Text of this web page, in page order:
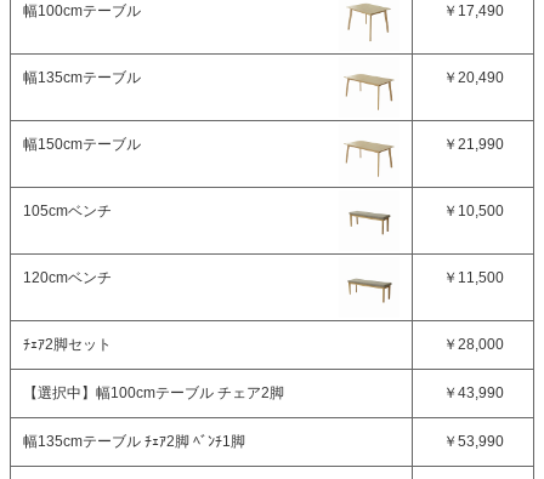
幅100cmテーブル ￥17,490
幅135cmテーブル ￥20,490
幅150cmテーブル ￥21,990
105cmベンチ ￥10,500
120cmベンチ ￥11,500
ﾁｪｱ2脚セット ￥28,000
【選択中】 幅100cmテーブル チェア2脚 ￥43,990
幅135cmテーブル ﾁｪｱ2脚 ﾍﾞﾝﾁ1脚 ￥53,990